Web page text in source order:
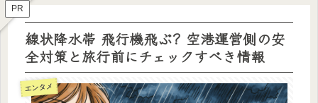
PR
線状降水帯 飛行機飛ぶ? 空港運営側の安
全対策と旅行前にチェックすべき情報
エンタメ